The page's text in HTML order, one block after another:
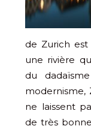
de Zurich
une rivière
du
modernisme,
ne laissent
de très